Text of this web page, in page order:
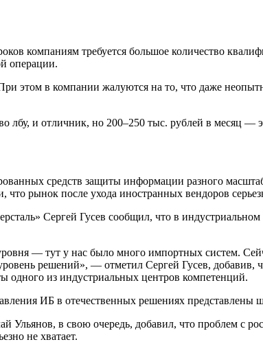
компаниям требуется большое количество
операции.
этом в компании жалуются на то, что даже
и отличник, но 200–250 тыс. рублей в месяц —
средств защиты информации разного
рынок после ухода иностранных вендоров
Сергей Гусев сообщил, что в
— тут у нас было много импортных систем.
решений», — отметил Сергей Гусев, добавив,
одного из индустриальных центров компетенций.
ИБ в отечественных решениях представлены
Ульянов, в свою очередь, добавил, что проблем с
не хватает.